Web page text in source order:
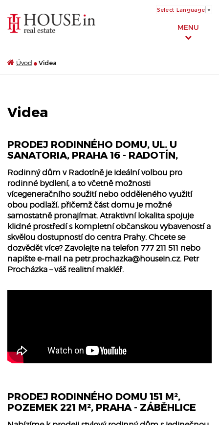
MENU
Select Language ▼
Úvod Videa
Videa
PRODEJ RODINNÉHO DOMU, UL. U
SANATORIA, PRAHA 16 - RADOTÍN,
Rodinný dům v Radotíně je ideální volbou pro
rodinné bydlení, a to včetně možnosti
vícegeneračního soužití nebo odděleného využití
obou podlaží, přičemž část domu je možné
samostatně pronajímat. Atraktivní lokalita spojuje
klidné prostředí s kompletní občanskou vybaveností a
skvělou dostupností do centra Prahy. Chcete se
dozvědět více? Zavolejte na telefon 777 211 511 nebo
napište e-mail na petr.prochazka@housein.cz. Petr
Procházka – váš realitní makléř.
PRODEJ RODINNÉHO DOMU 151 M²,
POZEMEK 221 M², PRAHA - ZÁBĚHLICE